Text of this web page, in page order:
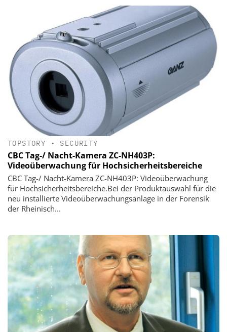
TOPSTORY • SECURITY
CBC Tag-/ Nacht-Kamera ZC-NH403P:
Videoüberwachung für Hochsicherheitsbereiche
CBC Tag-/ Nacht-Kamera ZC-NH403P: Videoüberwachung
für Hochsicherheitsbereiche.Bei der Produktauswahl für die
neu installierte Videoüberwachungsanlage in der Forensik
der Rheinisch...